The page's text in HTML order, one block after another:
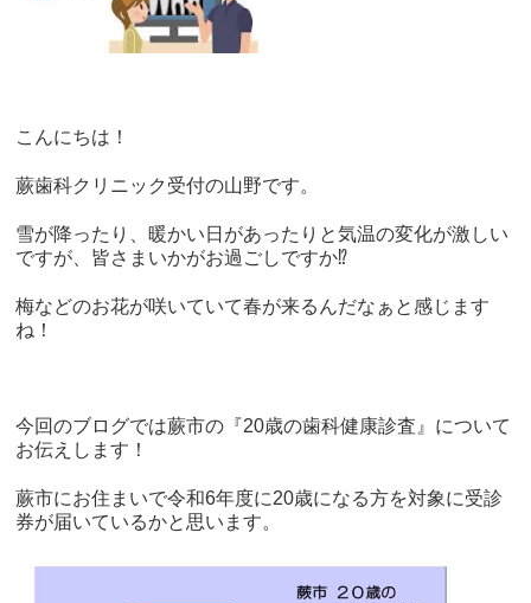
こんにちは！
蕨歯科クリニック受付の山野です。
雪が降ったり、暖かい日があったりと気温の変化が激しい
ですが、皆さまいかがお過ごしですか⁉︎
梅などのお花が咲いていて春が来るんだなぁと感じます
ね！
今回のブログでは蕨市の『20歳の歯科健康診査』について
お伝えします！
蕨市にお住まいで令和6年度に20歳になる方を対象に受診
券が届いているかと思います。